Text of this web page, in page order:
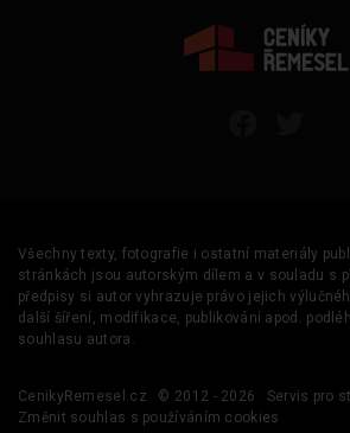
Všechny texty, fotografie i ostatní materiály
stránkách jsou autorským dílem a v souladu s
předpisy si autor vyhrazuje právo jejich
další šíření, modifikace, publikování apod.
souhlasu autora.
CenikyRemesel.cz © 2012 - 2026
Servis pro
Změnit souhlas s používáním cookies